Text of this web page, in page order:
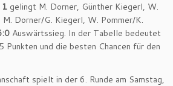
1 gelingt M. Dorner, Günther Kiegerl, W.
M. Dorner/G. Kiegerl, W. Pommer/K.
Auswärtssieg. In der Tabelle bedeutet
Punkten und die besten Chancen für den
spielt in der 6. Runde am Samstag,